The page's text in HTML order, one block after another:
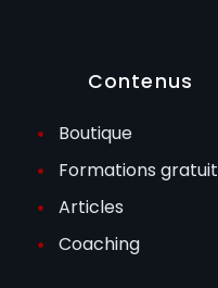
Contenus
Boutique
Formations
Articles
Coaching